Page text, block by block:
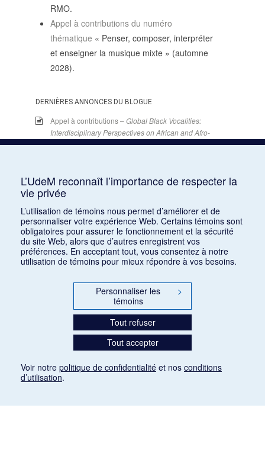
RMO.
Appel à contributions du numéro
thématique « Penser, composer, interpréter
et enseigner la musique mixte » (automne
2028).
DERNIÈRES ANNONCES DU BLOGUE
Appel à contributions –Global Black Vocalities:
Interdisciplinary Perspectives on African and Afro-
descendant Expressive Cultures– 15 décembre
Appel de conférences – « Expressions sonores de
la violence et transformations technologiques
dans le cinéma européen, des années 1970 à la
transition numérique » – 30 septembre 2026
15 juin 2026
Appel de conférences – « Les rencontres de
musicologie médiévalle » – 30 juin 2026
LES CARNETS DE LA RMO
INFOLETTRE – ARCHIVES
L’UdeM reconnaît l’importance de respecter la
vie privée
L’utilisation de témoins nous permet d’améliorer et de
personnaliser votre expérience Web. Certains témoins sont
obligatoires pour assurer le fonctionnement et la sécurité
du site Web, alors que d’autres enregistrent vos
préférences. En acceptant tout, vous consentez à notre
utilisation de témoins pour mieux répondre à vos besoins.
Personnaliser les
témoins
>
Tout refuser
Tout accepter
Voir notre politique de confidentialité et nos conditions
d’utilisation.